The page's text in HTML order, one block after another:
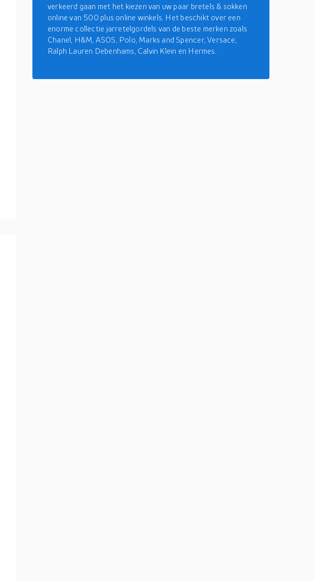
verkeerd gaan met het kiezen van uw paar bretels & sokken
online van 500 plus online winkels. Het beschikt over een
enorme collectie jarretelgordels van de beste merken zoals
Chanel, H&M, ASOS, Polo, Marks and Spencer, Versace,
Ralph Lauren Debenhams, Calvin Klein en Hermes.